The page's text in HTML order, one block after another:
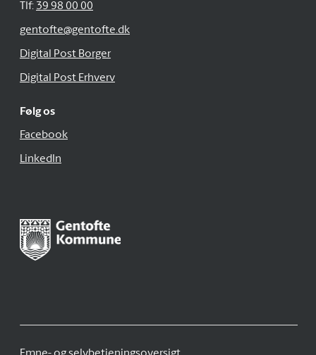
Tlf: 39 98 00 00
gentofte@gentofte.dk
Digital Post Borger
Digital Post Erhverv
Følg os
Facebook
LinkedIn